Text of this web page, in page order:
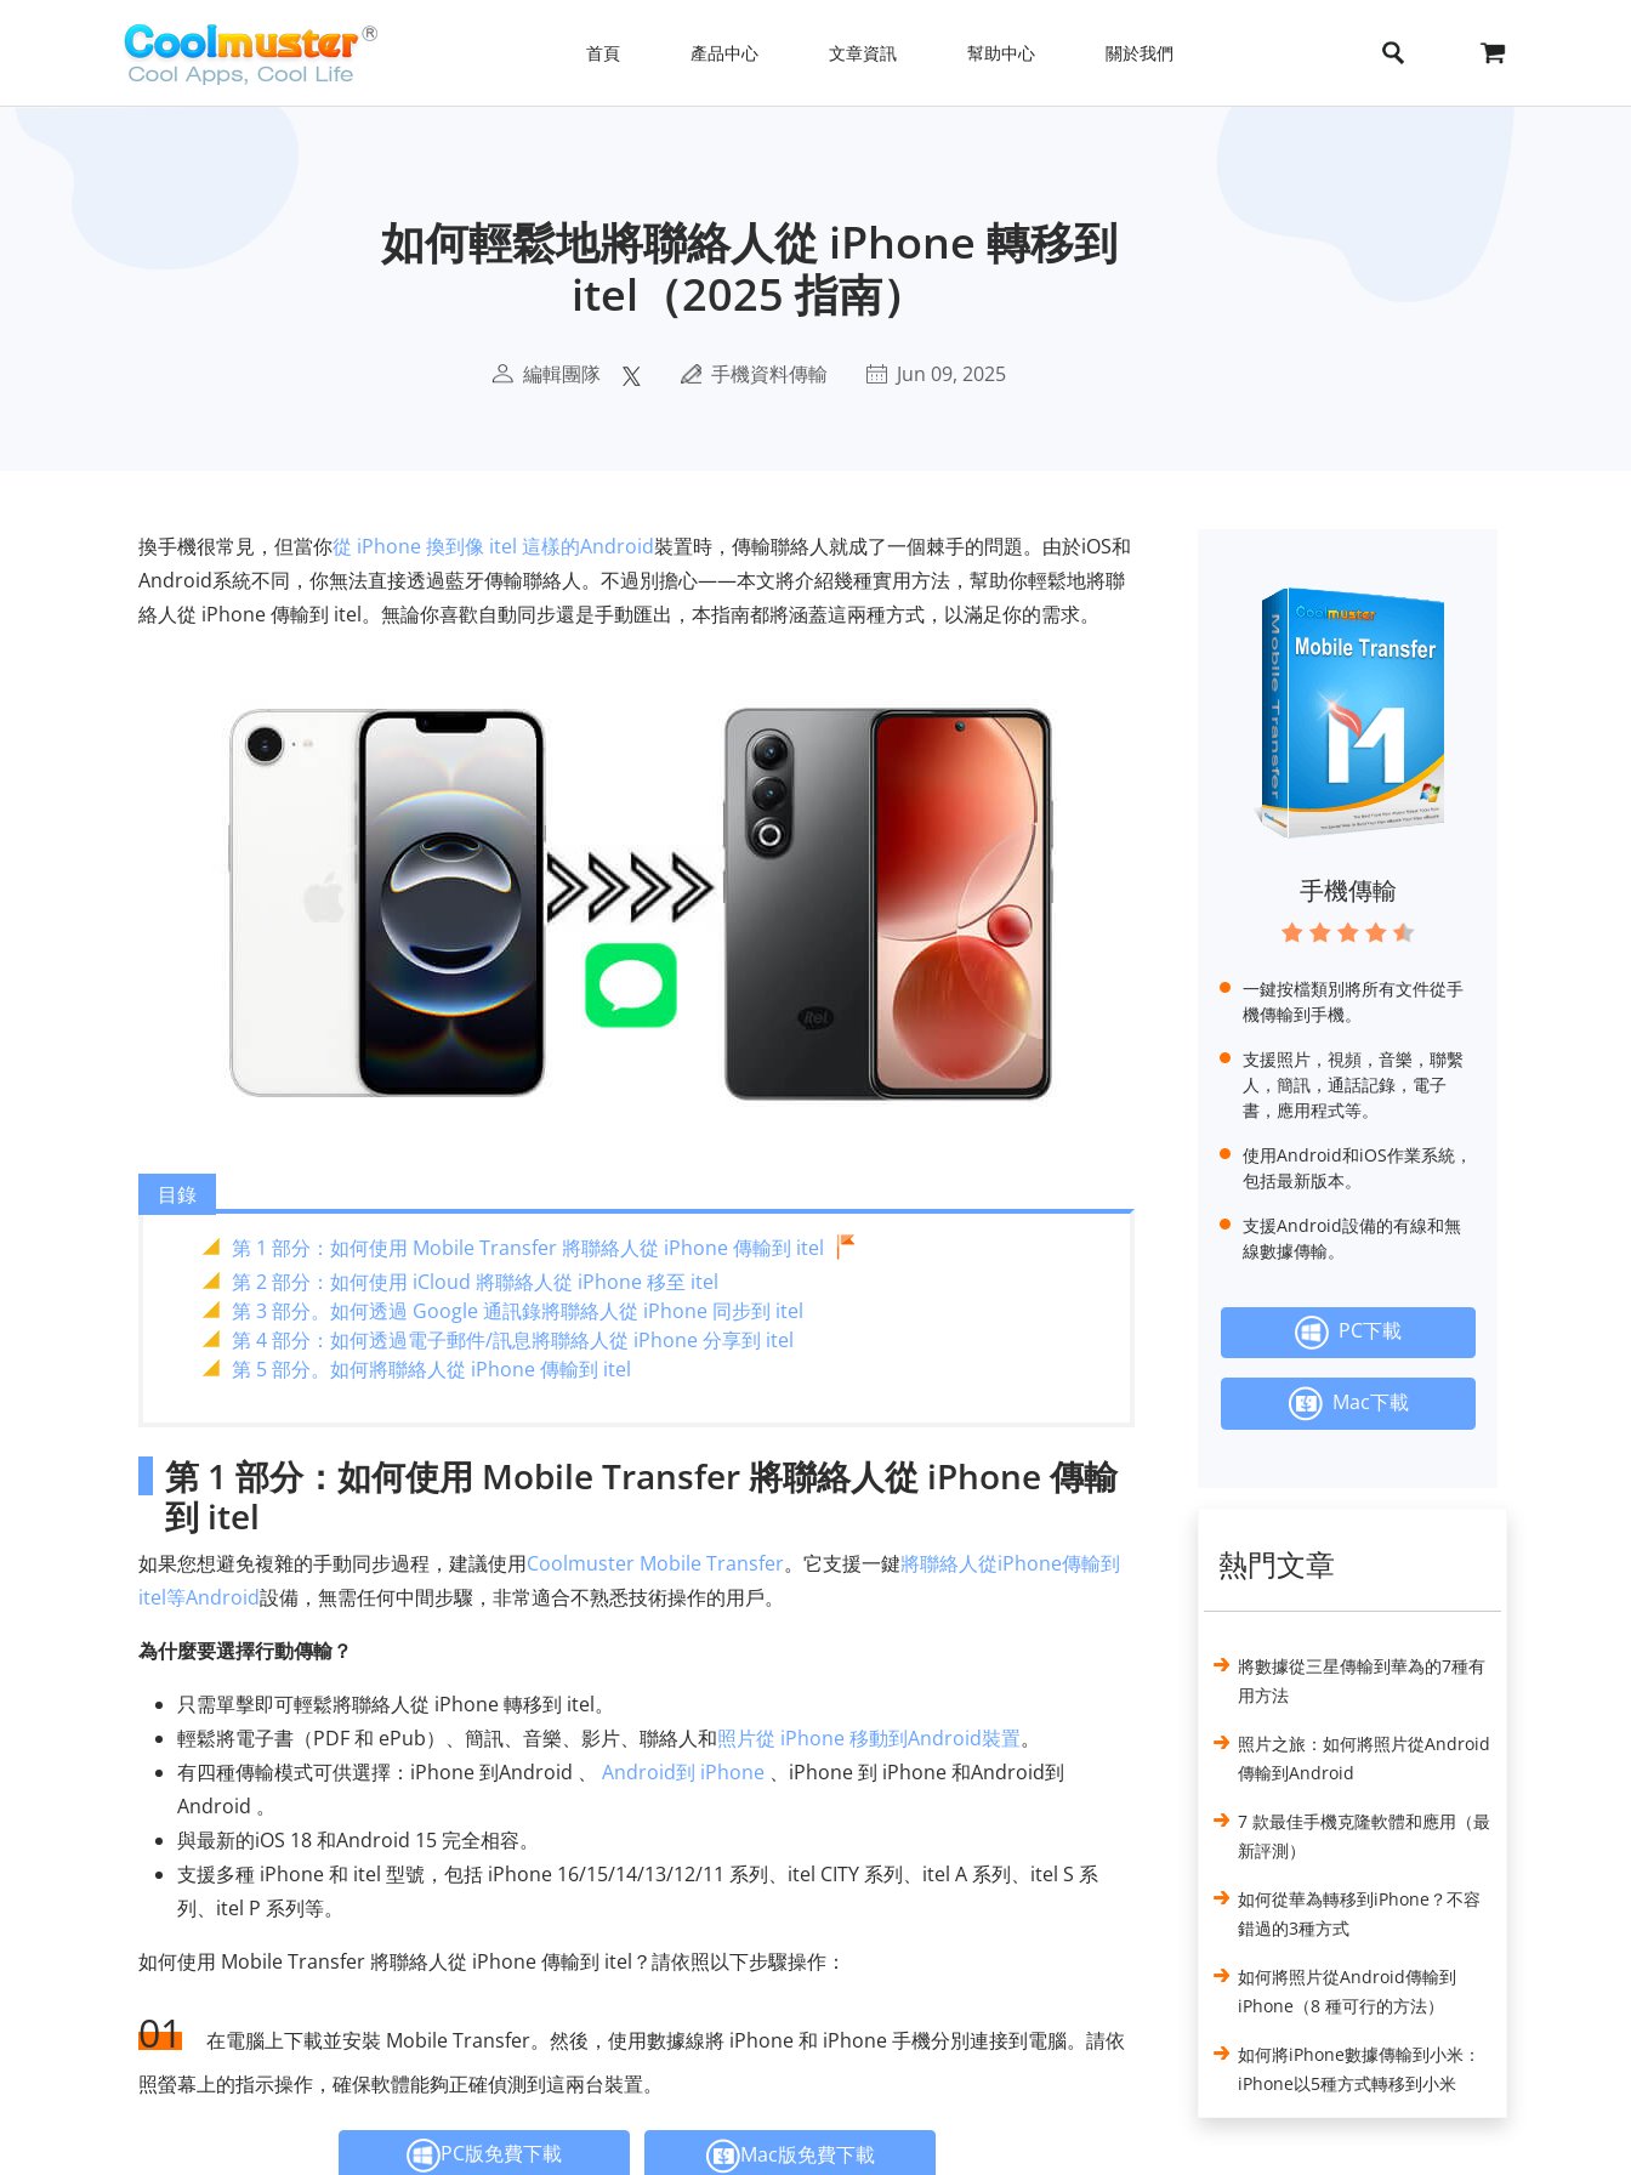
首頁 產品中心 文章資訊 幫助中心 關於我們
如何輕鬆地將聯絡人從 iPhone 轉移到
itel（2025 指南）
編輯團隊 手機資料傳輸 Jun 09, 2025
換手機很常見，但當你從 iPhone 換到像 itel 這樣的Android裝置時，傳輸聯絡人就成了一個棘手的問題。由於iOS和
Android系統不同，你無法直接透過藍牙傳輸聯絡人。不過別擔心——本文將介紹幾種實用方法，幫助你輕鬆地將聯
絡人從 iPhone 傳輸到 itel。無論你喜歡自動同步還是手動匯出，本指南都將涵蓋這兩種方式，以滿足你的需求。
目錄
第 1 部分：如何使用 Mobile Transfer 將聯絡人從 iPhone 傳輸到 itel
第 2 部分：如何使用 iCloud 將聯絡人從 iPhone 移至 itel
第 3 部分。如何透過 Google 通訊錄將聯絡人從 iPhone 同步到 itel
第 4 部分：如何透過電子郵件/訊息將聯絡人從 iPhone 分享到 itel
第 5 部分。如何將聯絡人從 iPhone 傳輸到 itel
第 1 部分：如何使用 Mobile Transfer 將聯絡人從 iPhone 傳輸
到 itel
如果您想避免複雜的手動同步過程，建議使用Coolmuster Mobile Transfer。它支援一鍵將聯絡人從iPhone傳輸到
itel等Android設備，無需任何中間步驟，非常適合不熟悉技術操作的用戶。
為什麼要選擇行動傳輸？
只需單擊即可輕鬆將聯絡人從 iPhone 轉移到 itel。
輕鬆將電子書（PDF 和 ePub）、簡訊、音樂、影片、聯絡人和照片從 iPhone 移動到Android裝置。
有四種傳輸模式可供選擇：iPhone 到Android 、 Android到 iPhone 、iPhone 到 iPhone 和Android到
Android 。
與最新的iOS 18 和Android 15 完全相容。
支援多種 iPhone 和 itel 型號，包括 iPhone 16/15/14/13/12/11 系列、itel CITY 系列、itel A 系列、itel S 系
列、itel P 系列等。
如何使用 Mobile Transfer 將聯絡人從 iPhone 傳輸到 itel？請依照以下步驟操作：
01
在電腦上下載並安裝 Mobile Transfer。然後，使用數據線將 iPhone 和 iPhone 手機分別連接到電腦。請依
照螢幕上的指示操作，確保軟體能夠正確偵測到這兩台裝置。
PC版免費下載 Mac版免費下載
手機傳輸
一鍵按檔類別將所有文件從手
機傳輸到手機。
支援照片，視頻，音樂，聯繫
人，簡訊，通話記錄，電子
書，應用程式等。
使用Android和iOS作業系統，
包括最新版本。
支援Android設備的有線和無
線數據傳輸。
PC下載
Mac下載
熱門文章
將數據從三星傳輸到華為的7種有
用方法
照片之旅：如何將照片從Android
傳輸到Android
7 款最佳手機克隆軟體和應用（最
新評測）
如何從華為轉移到iPhone？不容
錯過的3種方式
如何將照片從Android傳輸到
iPhone（8 種可行的方法）
如何將iPhone數據傳輸到小米：
iPhone以5種方式轉移到小米